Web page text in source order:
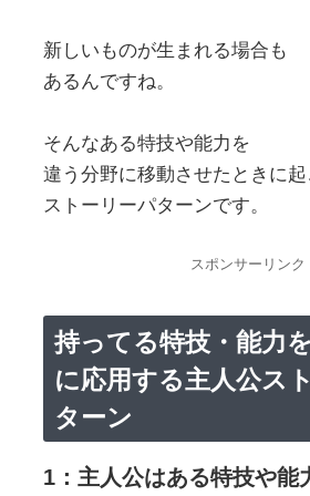
新しいものが生まれる場合も
あるんですね。
そんなある特技や能力を
違う分野に移動させたときに起
ストーリーパターンです。
スポンサーリンク
持ってる特技・能力
に応用する主人公ス
ターン
1：主人公はある特技や能